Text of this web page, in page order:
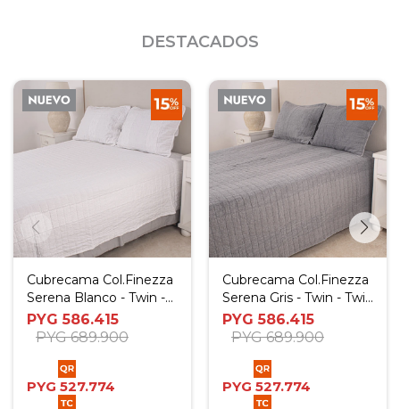
DESTACADOS
Cubrecama Col.Finezza
Serena Blanco - Twin -
Twin Plus
PYG 586.415
PYG 689.900
PYG 527.774
Cubrecama Col.Finezza
Serena Gris - Twin - Twin
Plus
PYG 586.415
PYG 689.900
PYG 527.774